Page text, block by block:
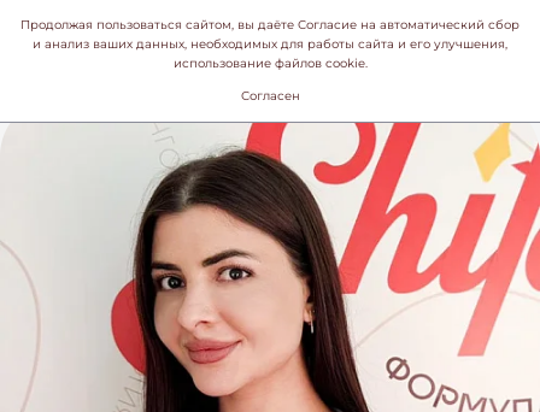
Продолжая пользоваться сайтом, вы даёте Согласие на автоматический сбор
и анализ ваших данных, необходимых для работы сайта и его улучшения,
использование файлов cookie.
Согласен